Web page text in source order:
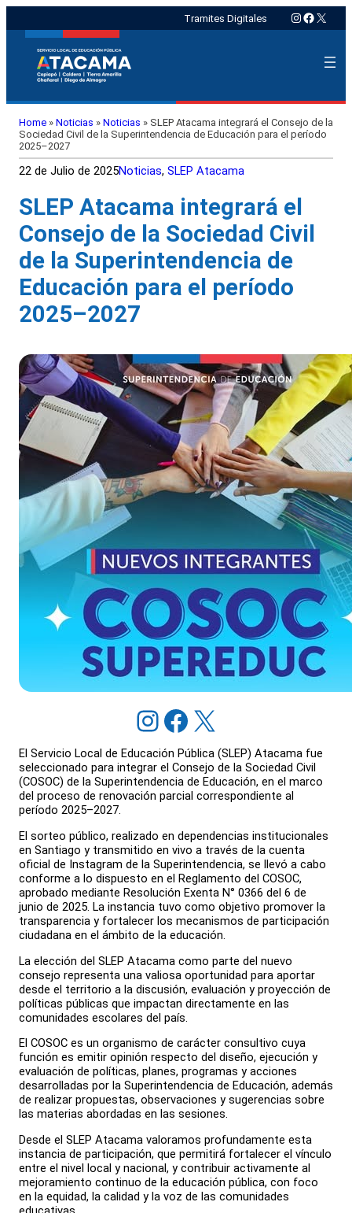
Tramites Digitales Instagram
X
Home » Noticias » Noticias » SLEP Atacama integrará el Consejo de la
Sociedad Civil de la Superintendencia de Educación para el período
2025–2027
22 de Julio de 2025Noticias, SLEP Atacama
SLEP Atacama integrará el
Consejo de la Sociedad Civil
de la Superintendencia de
Educación para el período
2025–2027
Instagram Facebook X
El Servicio Local de Educación Pública (SLEP) Atacama fue
seleccionado para integrar el Consejo de la Sociedad Civil
(COSOC) de la Superintendencia de Educación, en el marco
del proceso de renovación parcial correspondiente al
período 2025–2027.
El sorteo público, realizado en dependencias institucionales
en Santiago y transmitido en vivo a través de la cuenta
oficial de Instagram de la Superintendencia, se llevó a cabo
conforme a lo dispuesto en el Reglamento del COSOC,
aprobado mediante Resolución Exenta N° 0366 del 6 de
junio de 2025. La instancia tuvo como objetivo promover la
transparencia y fortalecer los mecanismos de participación
ciudadana en el ámbito de la educación.
La elección del SLEP Atacama como parte del nuevo
consejo representa una valiosa oportunidad para aportar
desde el territorio a la discusión, evaluación y proyección de
políticas públicas que impactan directamente en las
comunidades escolares del país.
El COSOC es un organismo de carácter consultivo cuya
función es emitir opinión respecto del diseño, ejecución y
evaluación de políticas, planes, programas y acciones
desarrolladas por la Superintendencia de Educación, además
de realizar propuestas, observaciones y sugerencias sobre
las materias abordadas en las sesiones.
Desde el SLEP Atacama valoramos profundamente esta
instancia de participación, que permitirá fortalecer el vínculo
entre el nivel local y nacional, y contribuir activamente al
mejoramiento continuo de la educación pública, con foco
en la equidad, la calidad y la voz de las comunidades